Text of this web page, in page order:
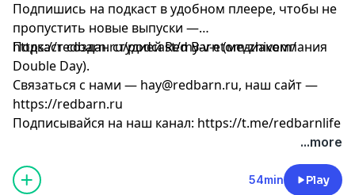
Подпишись на подкаст в удобном плеере, чтобы не
пропустить новые выпуски —
https://redbarn.ru/podcast/my-v-etom-zhivem/
Подкаст создан студией Red Barn (медиакомпания
Double Day).
Связаться с нами — hay@redbarn.ru, наш сайт —
https://redbarn.ru
Подписывайся на наш канал: https://t.me/redbarnlife
...more
54min Play